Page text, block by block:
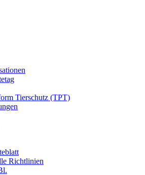
Tierschutz (TPT)
Richtlinien